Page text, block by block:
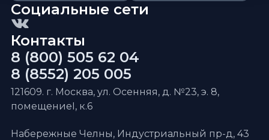
Контакты
8 (800) 505 62 04
8 (8552) 205 005
121609. г. Москва, ул. Осенняя, д. №23, э. 8,
помещениеI, к.6
Набережные Челны, Индустриальный пр-д, 43
Социальные сети